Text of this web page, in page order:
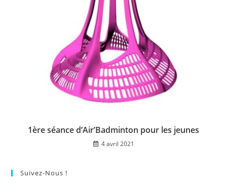
1ère séance d’Air’Badminton pour les jeunes
4 avril 2021
Suivez-Nous !